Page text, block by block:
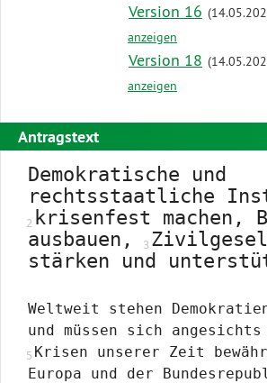
Version 16
anzeigen
Version 18
anzeigen
Antragstext
Demokratische und
rechtsstaatliche
krisenfest machen,
ausbauen,
stärken und
Weltweit stehen
und müssen sich
Krisen unserer Zeit
Europa und der